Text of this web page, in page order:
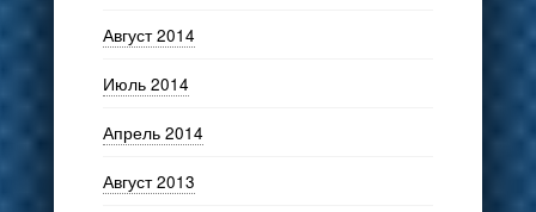
Август 2014
Июль 2014
Апрель 2014
Август 2013